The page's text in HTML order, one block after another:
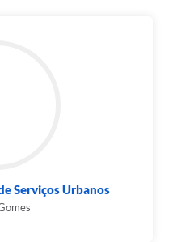
Serviços Urbanos